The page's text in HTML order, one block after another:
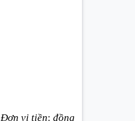
Đơn vị tiền: đồng